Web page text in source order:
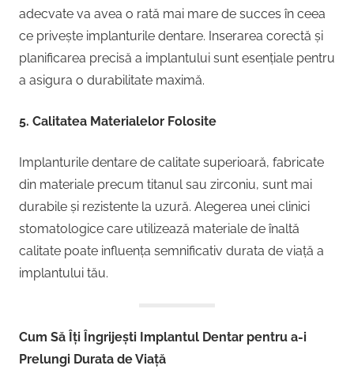
adecvate va avea o rată mai mare de succes în ceea
ce privește implanturile dentare. Inserarea corectă și
planificarea precisă a implantului sunt esențiale pentru
a asigura o durabilitate maximă.
5. Calitatea Materialelor Folosite
Implanturile dentare de calitate superioară, fabricate
din materiale precum titanul sau zirconiu, sunt mai
durabile și rezistente la uzură. Alegerea unei clinici
stomatologice care utilizează materiale de înaltă
calitate poate influența semnificativ durata de viață a
implantului tău.
Cum Să Îți Îngrijești Implantul Dentar pentru a-i
Prelungi Durata de Viață